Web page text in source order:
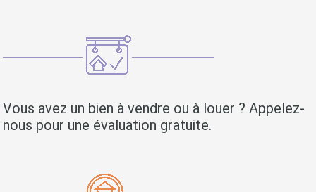
Vous avez un bien à vendre ou à louer ? Appelez-
nous pour une évaluation gratuite.